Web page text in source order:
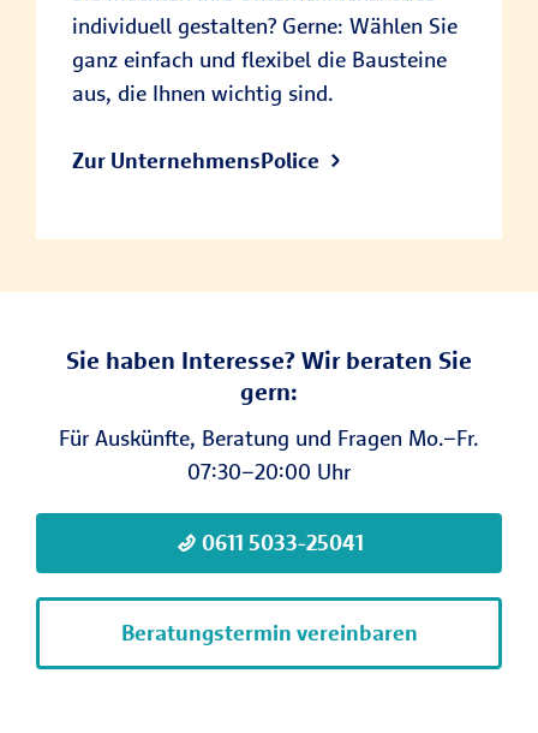
individuell gestalten? Gerne: Wählen Sie
ganz einfach und flexibel die Bausteine
aus, die Ihnen wichtig sind.
Zur UnternehmensPolice
Sie haben Interesse? Wir beraten Sie
gern:
Für Auskünfte, Beratung und Fragen Mo.–Fr.
07:30–20:00 Uhr
0611 5033-25041
Beratungstermin vereinbaren